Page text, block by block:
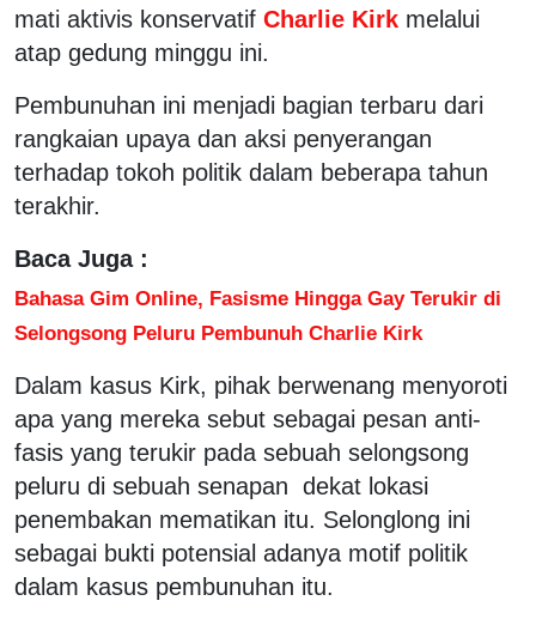
mati aktivis konservatif Charlie Kirk melalui
atap gedung minggu ini.
Pembunuhan ini menjadi bagian terbaru dari
rangkaian upaya dan aksi penyerangan
terhadap tokoh politik dalam beberapa tahun
terakhir.
Baca Juga :
Bahasa Gim Online, Fasisme Hingga Gay Terukir di
Selongsong Peluru Pembunuh Charlie Kirk
Dalam kasus Kirk, pihak berwenang menyoroti
apa yang mereka sebut sebagai pesan anti-
fasis yang terukir pada sebuah selongsong
peluru di sebuah senapan dekat lokasi
penembakan mematikan itu. Selonglong ini
sebagai bukti potensial adanya motif politik
dalam kasus pembunuhan itu.